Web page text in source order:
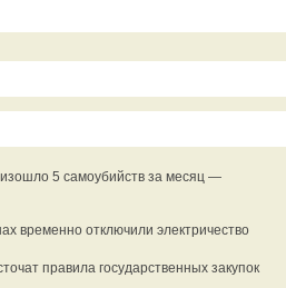
5 самоубийств за месяц —
временно отключили электричество
правила государственных закупок